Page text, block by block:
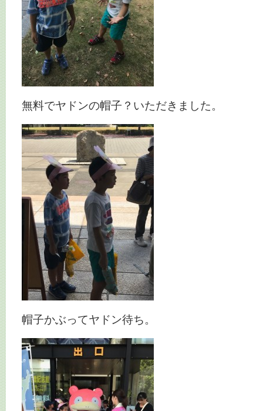
無料でヤドンの帽子？いただきました。
帽子かぶってヤドン待ち。